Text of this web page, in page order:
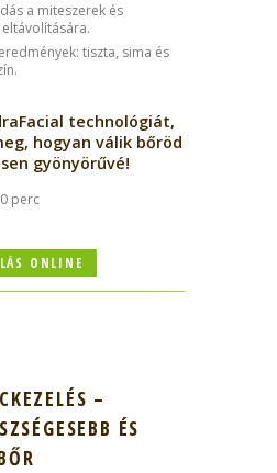
a miteszerek és
tiszta, sima és
technológiát,
hogyan válik bőröd
gyönyörűvé!
perc
ONLINE
–
ÉS